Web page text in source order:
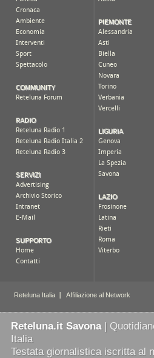
Reteluna.it Savona|
Italia
Testata giornalistica iscritta al